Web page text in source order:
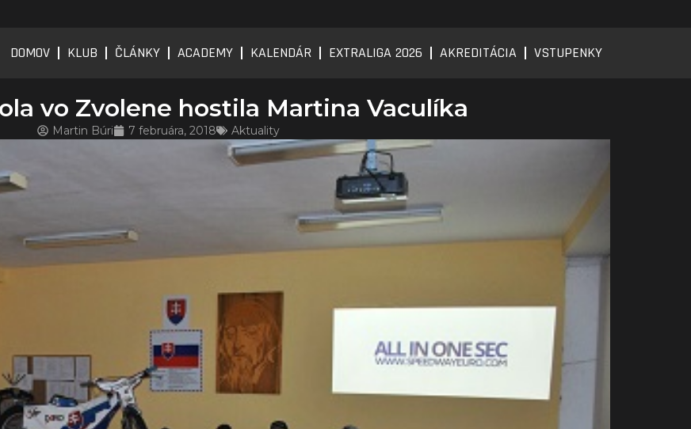
DOMOV KLUB ČLÁNKY ACADEMY KALENDÁR EXTRALIGA 2026 AKREDITÁCIA VSTUPENKY
vo Zvolene hostila Martina Vaculíka
Martin Búri 7 februára, 2018 Aktuality